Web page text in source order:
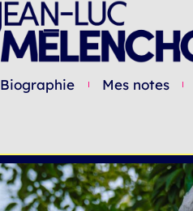
Biographie Mes notes